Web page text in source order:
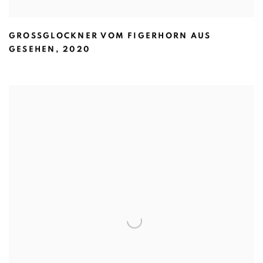
GROSSGLOCKNER VOM FIGERHORN AUS G
ESEHEN
,2020